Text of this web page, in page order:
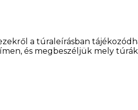
a túraleírásban
és megbeszéljük mely